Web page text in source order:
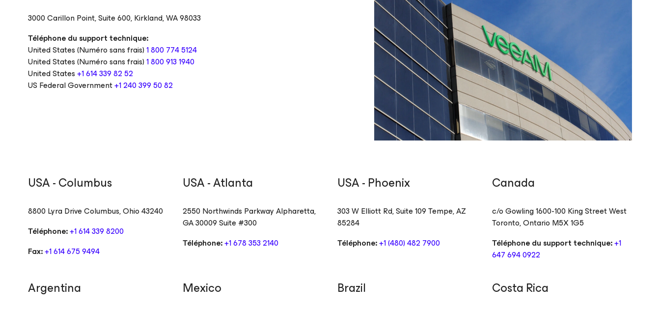
3000 Carillon Point,Suite 600,Kirkland,WA 98033
Téléphone du support technique:
United States (Numéro sans frais)1 800 774 5124
United States (Numéro sans frais)1 800 913 1940
United States+1 614 339 82 52
US Federal Government+1 240 399 50 82
USA - Columbus
8800 Lyra DriveColumbus,Ohio43240
Téléphone:+1 614 339 8200
Fax:+1 614 675 9494
USA - Atlanta
2550 Northwinds ParkwayAlpharetta,
GA30009 Suite #300
Téléphone:+1 678 353 2140
USA - Phoenix
303 W Elliott Rd, Suite 109Tempe,AZ
85284
Téléphone:+1 (480) 482 7900
Canada
c/o Gowling 1600-100 King Street West
Toronto,Ontario M5X 1G5
Téléphone du support technique:+1
647 694 0922
Argentina Mexico Brazil Costa Rica